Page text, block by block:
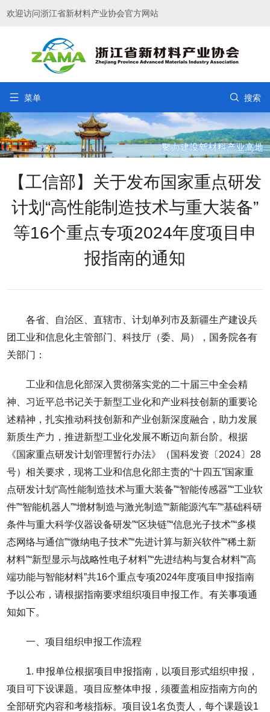
欢迎访问浙江省新材料产业协会官方网站
 菜单  搜索
【工信部】关于发布国家重点研发
计划“高性能制造技术与重大装备”
等16个重点专项2024年度项目申
报指南的通知
各省、自治区、直辖市、计划单列市及新疆生产建设兵
团工业和信息化主管部门、科技厅（委、局），国务院各有
关部门：
工业和信息化部深入贯彻落实党的二十届三中全会精
神、习近平总书记关于新型工业化和产业科技创新的重要论
述精神，扎实推动科技创新和产业创新深度融合，助力发展
新质生产力，推进新型工业化发展不断迈向新台阶。根据
《国家重点研发计划管理暂行办法》（国科发资〔2024〕28
号）相关要求，现将工业和信息化部主责的“十四五”国家重
点研发计划“高性能制造技术与重大装备”“智能传感器”“工业软
件”“智能机器人”“增材制造与激光制造”“新能源汽车”“基础科研
条件与重大科学仪器设备研发”“区块链”“信息光子技术”“多模
态网络与通信”“微纳电子技术”“先进计算与新兴软件”“稀土新
材料”“新型显示与战略性电子材料”“先进结构与复合材料”“高
端功能与智能材料”共16个重点专项2024年度项目申报指南
予以公布，请根据指南要求组织项目申报工作。有关事项通
知如下。
一、项目组织申报工作流程
1. 申报单位根据项目申报指南，以项目形式组织申报，
项目可下设课题。项目应整体申报，须覆盖相应指南方向的
全部研究内容和考核指标。项目设1名负责人，每个课题设1